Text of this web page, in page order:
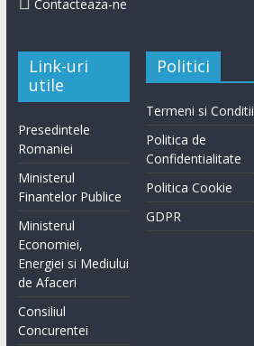
Contacteaza-ne
Link-uri
utile
Presedintele
Romaniei
Ministerul
Finantelor Publice
Ministerul
Economiei,
Energiei si Mediului
de Afaceri
Consiliul
Concurentei
Politici
Termeni si Conditii
Politica de
Confidentialitate
Politica Cookie
GDPR